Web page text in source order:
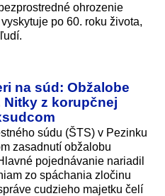
ohrozenie
po 60. roku života,
na súd: Obžalobe
Nitky z korupčnej
súdu (ŠTS) v Pezinku
zasadnutí obžalobu
pojednávanie nariadil
zo spáchania zločinu
cudzieho majetku čelí